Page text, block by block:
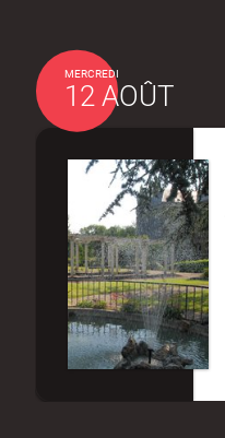
MERCREDI
12 AOÛT